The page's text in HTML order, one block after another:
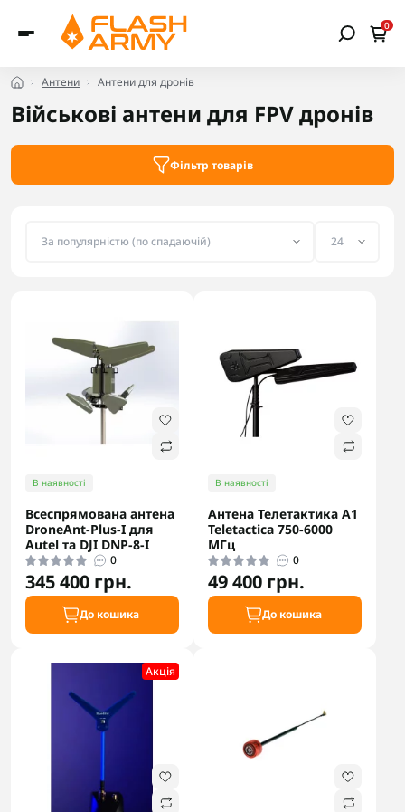
0
Антени Антени для дронів
Військові антени для FPV дронів
Фільтр товарів
В наявності
Всеспрямована антена
DroneAnt-Plus-I для
Autel та DJI DNP-8-I
0
345 400 грн.
До кошика
В наявності
Антена Телетактика А1
Teletactica 750-6000
МГц
0
49 400 грн.
До кошика
Акцiя